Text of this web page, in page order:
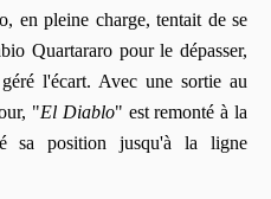
en pleine charge, tentait de se
Quartararo pour le dépasser,
l'écart. Avec une sortie au
"El Diablo" est remonté à la
sa position jusqu'à la ligne